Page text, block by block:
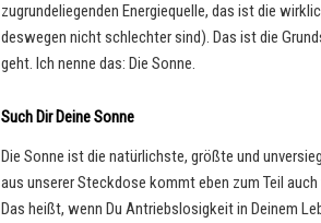
zugrundeliegenden Energiequelle, das ist die
deswegen nicht schlechter sind). Das ist die
geht. Ich nenne das: Die Sonne.
Such Dir Deine Sonne
Die Sonne ist die natürlichste, größte und
aus unserer Steckdose kommt eben zum Teil
Das heißt, wenn Du Antriebslosigkeit in Deinem